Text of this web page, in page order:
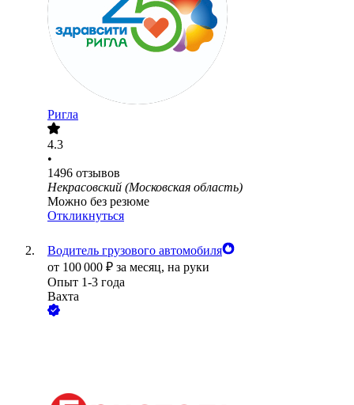
Ригла
4.3
•
1496 отзывов
Некрасовский (Московская область)
Можно без резюме
Откликнуться
Водитель грузового автомобиля
от 100 000 ₽ за месяц, на руки
Опыт 1-3 года
Вахта